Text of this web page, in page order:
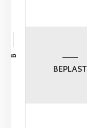
BEPLAST
B